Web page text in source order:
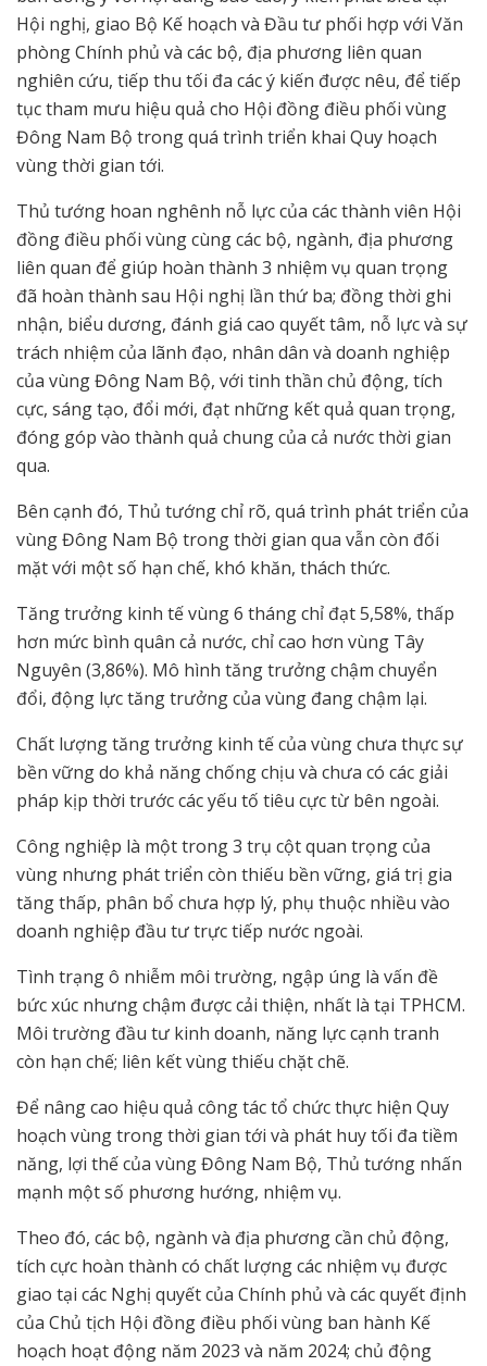
Hội nghị, giao Bộ Kế hoạch và Đầu tư phối hợp với Văn
phòng Chính phủ và các bộ, địa phương liên quan
nghiên cứu, tiếp thu tối đa các ý kiến được nêu, để tiếp
tục tham mưu hiệu quả cho Hội đồng điều phối vùng
Đông Nam Bộ trong quá trình triển khai Quy hoạch
vùng thời gian tới.
Thủ tướng hoan nghênh nỗ lực của các thành viên Hội
đồng điều phối vùng cùng các bộ, ngành, địa phương
liên quan để giúp hoàn thành 3 nhiệm vụ quan trọng
đã hoàn thành sau Hội nghị lần thứ ba; đồng thời ghi
nhận, biểu dương, đánh giá cao quyết tâm, nỗ lực và sự
trách nhiệm của lãnh đạo, nhân dân và doanh nghiệp
của vùng Đông Nam Bộ, với tinh thần chủ động, tích
cực, sáng tạo, đổi mới, đạt những kết quả quan trọng,
đóng góp vào thành quả chung của cả nước thời gian
qua.
Bên cạnh đó, Thủ tướng chỉ rõ, quá trình phát triển của
vùng Đông Nam Bộ trong thời gian qua vẫn còn đối
mặt với một số hạn chế, khó khăn, thách thức.
Tăng trưởng kinh tế vùng 6 tháng chỉ đạt 5,58%, thấp
hơn mức bình quân cả nước, chỉ cao hơn vùng Tây
Nguyên (3,86%). Mô hình tăng trưởng chậm chuyển
đổi, động lực tăng trưởng của vùng đang chậm lại.
Chất lượng tăng trưởng kinh tế của vùng chưa thực sự
bền vững do khả năng chống chịu và chưa có các giải
pháp kịp thời trước các yếu tố tiêu cực từ bên ngoài.
Công nghiệp là một trong 3 trụ cột quan trọng của
vùng nhưng phát triển còn thiếu bền vững, giá trị gia
tăng thấp, phân bổ chưa hợp lý, phụ thuộc nhiều vào
doanh nghiệp đầu tư trực tiếp nước ngoài.
Tình trạng ô nhiễm môi trường, ngập úng là vấn đề
bức xúc nhưng chậm được cải thiện, nhất là tại TPHCM.
Môi trường đầu tư kinh doanh, năng lực cạnh tranh
còn hạn chế; liên kết vùng thiếu chặt chẽ.
Để nâng cao hiệu quả công tác tổ chức thực hiện Quy
hoạch vùng trong thời gian tới và phát huy tối đa tiềm
năng, lợi thế của vùng Đông Nam Bộ, Thủ tướng nhấn
mạnh một số phương hướng, nhiệm vụ.
Theo đó, các bộ, ngành và địa phương cần chủ động,
tích cực hoàn thành có chất lượng các nhiệm vụ được
giao tại các Nghị quyết của Chính phủ và các quyết định
của Chủ tịch Hội đồng điều phối vùng ban hành Kế
hoạch hoạt động năm 2023 và năm 2024; chủ động